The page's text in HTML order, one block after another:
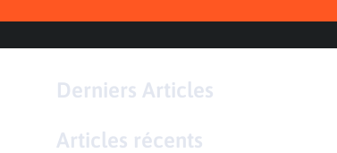
Derniers Articles
Articles récents